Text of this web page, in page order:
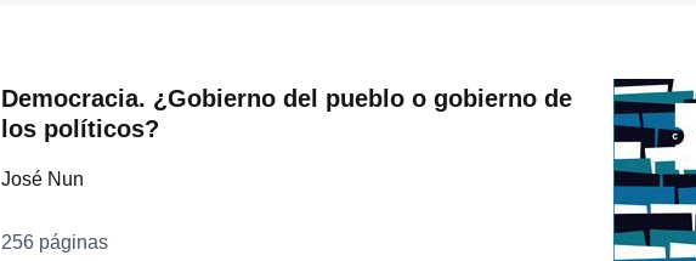
Democracia. ¿Gobierno del pueblo o gobierno de
los políticos?
José Nun
256 páginas